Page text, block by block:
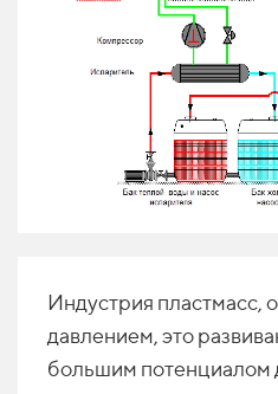
Индустрия пластмасс,
давлением, это
большим потенциалом